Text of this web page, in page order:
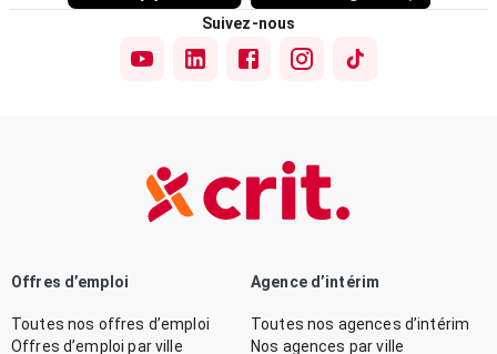
Suivez-nous
Offres d’emploi
Toutes nos offres d’emploi
Offres d’emploi par ville
Agence d’intérim
Toutes nos agences d’intérim
Nos agences par ville